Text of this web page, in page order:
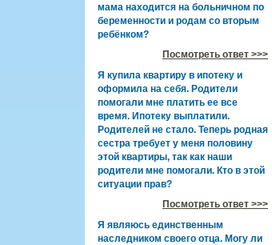
мама находится на больничном по
беременности и родам со вторым
ребёнком?
Посмотреть ответ >>>
Я купила квартиру в ипотеку и
оформила на себя. Родители
помогали мне платить ее все
время. Ипотеку выплатили.
Родителей не стало. Теперь родная
сестра требует у меня половину
этой квартиры, так как наши
родители мне помогали. Кто в этой
ситуации прав?
Посмотреть ответ >>>
Я являюсь единственным
наследником своего отца. Могу ли